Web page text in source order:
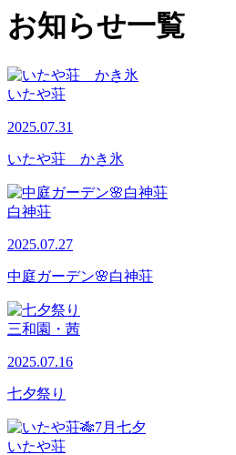
お知らせ一覧
いたや荘
2025.07.31
いたや荘 かき氷
白神荘
2025.07.27
中庭ガーデン🌸白神荘
三和園・茜
2025.07.16
七夕祭り
いたや荘